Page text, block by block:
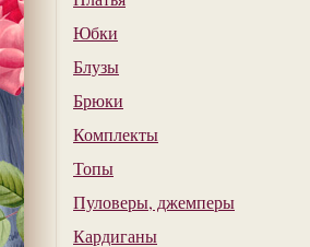
Юбки
Блузы
Брюки
Комплекты
Топы
Пуловеры, джемперы
Кардиганы